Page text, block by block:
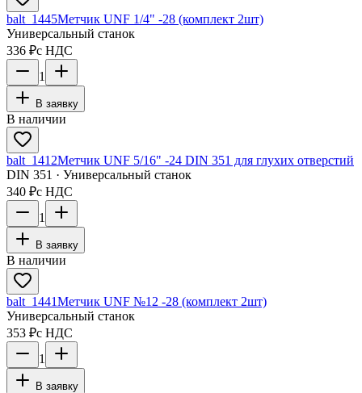
balt_1445Метчик UNF 1/4" -28 (комплект 2шт)
Универсальный станок
336 ₽с НДС
1
В заявку
В наличии
balt_1412Метчик UNF 5/16" -24 DIN 351 для глухих отверстий
DIN 351 · Универсальный станок
340 ₽с НДС
1
В заявку
В наличии
balt_1441Метчик UNF №12 -28 (комплект 2шт)
Универсальный станок
353 ₽с НДС
1
В заявку